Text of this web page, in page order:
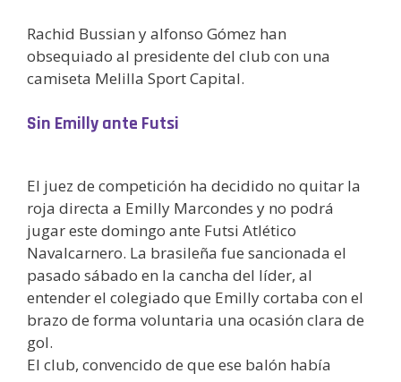
Rachid Bussian y alfonso Gómez han
obsequiado al presidente del club con una
camiseta Melilla Sport Capital.
Sin Emilly ante Futsi
El juez de competición ha decidido no quitar la
roja directa a Emilly Marcondes y no podrá
jugar este domingo ante Futsi Atlético
Navalcarnero. La brasileña fue sancionada el
pasado sábado en la cancha del líder, al
entender el colegiado que Emilly cortaba con el
brazo de forma voluntaria una ocasión clara de
gol.
El club, convencido de que ese balón había